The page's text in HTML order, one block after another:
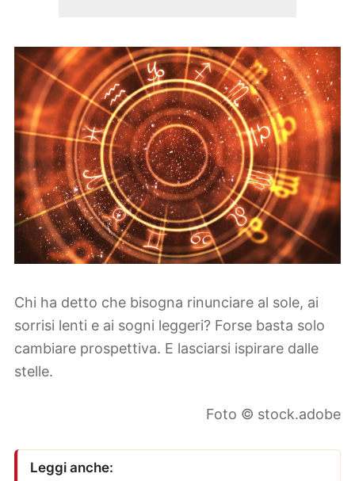
Chi ha detto che bisogna rinunciare al sole, ai
sorrisi lenti e ai sogni leggeri? Forse basta solo
cambiare prospettiva. E lasciarsi ispirare dalle
stelle.
Foto © stock.adobe
Leggi anche: